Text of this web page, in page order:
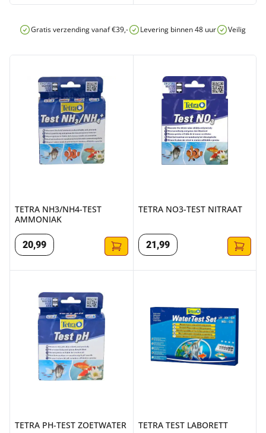
Gratis verzending vanaf €39,- Levering binnen 48 uur Veilig
TETRA NH3/NH4-TEST
AMMONIAK
20,99
TETRA NO3-TEST NITRAAT
21 ,99
TETRA PH-TEST ZOETWATER TETRA TEST LABORETT